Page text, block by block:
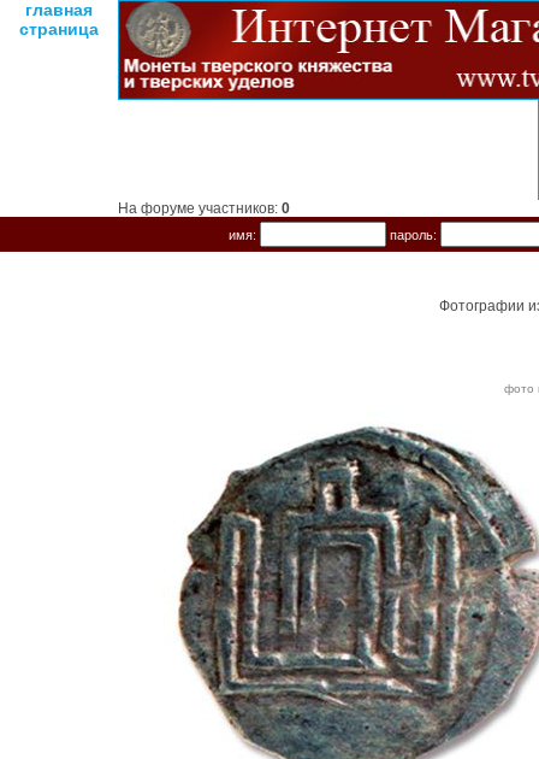
главная
страница
На форуме участников: 0
имя: пароль:
Фотографии
фото